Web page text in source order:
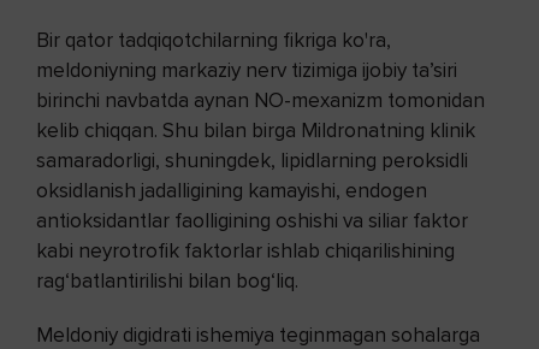
Bir qator tadqiqotchilarning fikriga ko'ra,
meldoniyning markaziy nerv tizimiga ijobiy ta’siri
birinchi navbatda aynan NO-mexanizm tomonidan
kelib chiqqan. Shu bilan birga Mildronatning klinik
samaradorligi, shuningdek, lipidlarning peroksidli
oksidlanish jadalligining kamayishi, endogen
antioksidantlar faolligining oshishi va siliar faktor
kabi neyrotrofik faktorlar ishlab chiqarilishining
rag‘batlantirilishi bilan bog‘liq.
Meldoniy digidrati ishemiya teginmagan sohalarga